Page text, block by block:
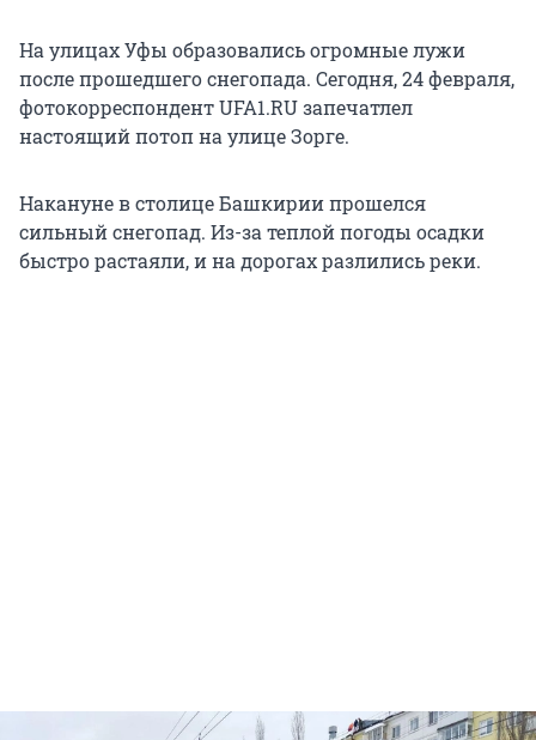
На улицах Уфы образовались огромные лужи
после прошедшего снегопада. Сегодня, 24 февраля,
фотокорреспондент UFA1.RU запечатлел
настоящий потоп на улице Зорге.
Накануне в столице Башкирии прошелся
сильный снегопад. Из-за теплой погоды осадки
быстро растаяли, и на дорогах разлились реки.